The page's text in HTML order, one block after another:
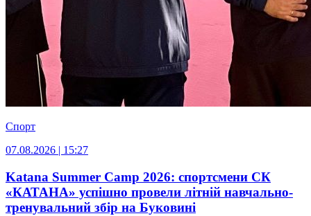
Спорт
07.08.2026 | 15:27
Katana Summer Camp 2026: спортсмени СК
«КАТАНА» успішно провели літній навчально-
тренувальний збір на Буковині